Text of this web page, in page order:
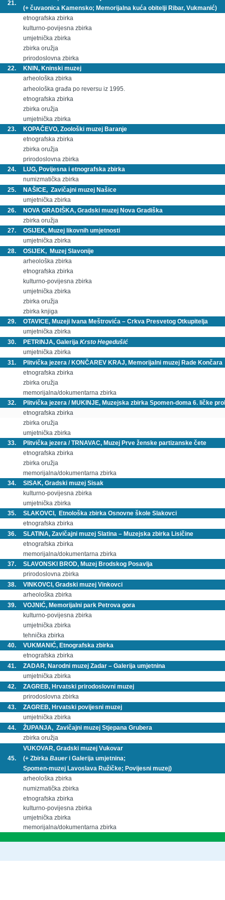
21.
(+ čuvaonica Kamensko; Memorijalna kuća obitelji Ribar, Vukmanić)
etnografska zbirka
kulturno-povijesna zbirka
umjetnička zbirka
zbirka oružja
prirodoslovna zbirka
22.
KNIN, Kninski muzej
arheološka zbirka
arheološka građa po reversu iz 1995.
etnografska zbirka
zbirka oružja
umjetnička zbirka
23.
KOPAČEVO, Zoološki muzej Baranje
etnografska zbirka
zbirka oružja
prirodoslovna zbirka
24.
LUG, Povijesna i etnografska zbirka
numizmatička zbirka
25.
NAŠICE, Zavičajni muzej Našice
umjetnička zbirka
26.
NOVA GRADIŠKA, Gradski muzej Nova Gradiška
zbirka oružja
27.
OSIJEK, Muzej likovnih umjetnosti
umjetnička zbirka
28.
OSIJEK, Muzej Slavonije
arheološka zbirka
etnografska zbirka
kulturno-povijesna zbirka
umjetnička zbirka
zbirka oružja
zbirka knjiga
29.
OTAVICE, Muzeji Ivana Meštrovića – Crkva Presvetog Otkupitelja
umjetnička zbirka
30.
PETRINJA, Galerija Krsto Hegedušić
umjetnička zbirka
31.
Plitvička jezera / KONČAREV KRAJ, Memorijalni muzej Rade Končara
etnografska zbirka
zbirka oružja
memorijalna/dokumentarna zbirka
32.
Plitvička jezera / MUKINJE, Muzejska zbirka Spomen-doma 6. ličke
etnografska zbirka
zbirka oružja
umjetnička zbirka
33.
Plitvička jezera / TRNAVAC, Muzej Prve ženske partizanske čete
etnografska zbirka
zbirka oružja
memorijalna/dokumentarna zbirka
34.
SISAK, Gradski muzej Sisak
kulturno-povijesna zbirka
umjetnička zbirka
35.
SLAKOVCI, Etnološka zbirka Osnovne škole Slakovci
etnografska zbirka
36.
SLATINA, Zavičajni muzej Slatina – Muzejska zbirka Lisičine
etnografska zbirka
memorijalna/dokumentarna zbirka
37.
SLAVONSKI BROD, Muzej Brodskog Posavlja
prirodoslovna zbirka
38.
VINKOVCI, Gradski muzej Vinkovci
arheološka zbirka
39.
VOJNIĆ, Memorijalni park Petrova gora
kulturno-povijesna zbirka
umjetnička zbirka
tehnička zbirka
40.
VUKMANIĆ, Etnografska zbirka
etnografska zbirka
41.
ZADAR, Narodni muzej Zadar – Galerija umjetnina
umjetnička zbirka
42.
ZAGREB, Hrvatski prirodoslovni muzej
prirodoslovna zbirka
43.
ZAGREB, Hrvatski povijesni muzej
umjetnička zbirka
44.
ŽUPANJA, Zavičajni muzej Stjepana Grubera
zbirka oružja
45.
VUKOVAR, Gradski muzej Vukovar
(+ Zbirka Baueri Galerija umjetnina;
Spomen-muzej Lavoslava Ružičke; Povijesni muzej)
arheološka zbirka
numizmatička zbirka
etnografska zbirka
kulturno-povijesna zbirka
umjetnička zbirka
memorijalna/dokumentarna zbirka